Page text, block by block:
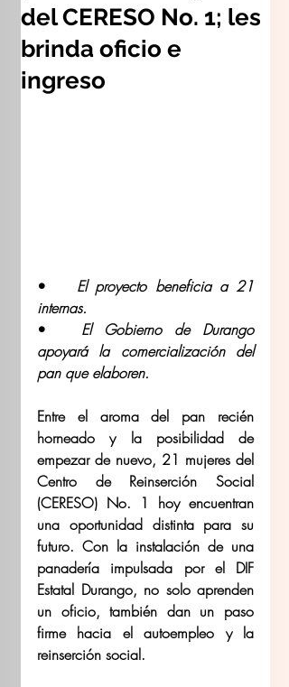
del CERESO No. 1; les
brinda oficio e
ingreso
El proyecto beneficia a 21
internas.
El Gobierno de Durango
apoyará la comercialización del
pan que elaboren.
Entre el aroma del pan recién
horneado y la posibilidad de
empezar de nuevo, 21 mujeres del
Centro de Reinserción Social
(CERESO) No. 1 hoy encuentran
una oportunidad distinta para su
futuro. Con la instalación de una
panadería impulsada por el DIF
Estatal Durango, no solo aprenden
un oficio, también dan un paso
firme hacia el autoempleo y la
reinserción social.